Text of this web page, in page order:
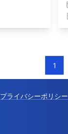
1
プライバシーポリシー